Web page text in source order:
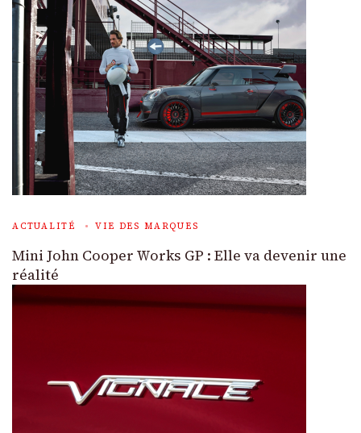
ACTUALITÉ VIE DES MARQUES
Mini John Cooper Works GP : Elle va devenir une
réalité